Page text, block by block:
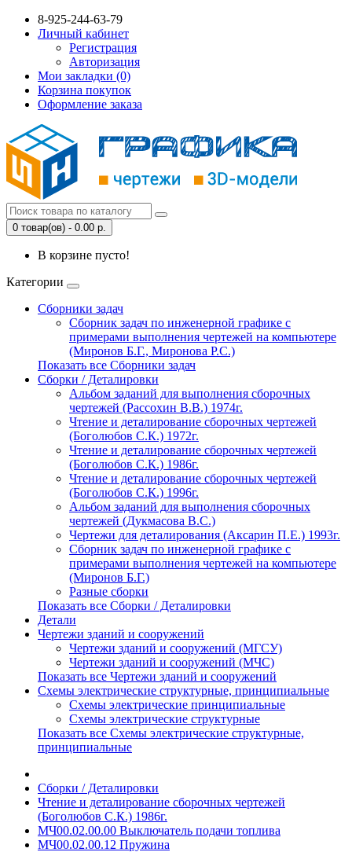
8-925-244-63-79
Личный кабинет
Регистрация
Авторизация
Мои закладки (0)
Корзина покупок
Оформление заказа
0 товар(ов) - 0.00 р.
В корзине пусто!
Категории
Сборники задач
Сборник задач по инженерной графике с
примерами выполнения чертежей на компьютере
(Миронов Б.Г., Миронова Р.С.)
Показать все Сборники задач
Сборки / Деталировки
Альбом заданий для выполнения сборочных
чертежей (Рассохин В.В.) 1974г.
Чтение и деталирование сборочных чертежей
(Боголюбов С.К.) 1972г.
Чтение и деталирование сборочных чертежей
(Боголюбов С.К.) 1986г.
Чтение и деталирование сборочных чертежей
(Боголюбов С.К.) 1996г.
Альбом заданий для выполнения сборочных
чертежей (Дукмасова В.С.)
Чертежи для деталирования (Аксарин П.Е.) 1993г.
Сборник задач по инженерной графике с
примерами выполнения чертежей на компьютере
(Миронов Б.Г.)
Разные сборки
Показать все Сборки / Деталировки
Детали
Чертежи зданий и сооружений
Чертежи зданий и сооружений (МГСУ)
Чертежи зданий и сооружений (МЧС)
Показать все Чертежи зданий и сооружений
Схемы электрические структурные, принципиальные
Схемы электрические принципиальные
Схемы электрические структурные
Показать все Схемы электрические структурные,
принципиальные
Сборки / Деталировки
Чтение и деталирование сборочных чертежей
(Боголюбов С.К.) 1986г.
МЧ00.02.00.00 Выключатель подачи топлива
МЧ00.02.00.12 Пружина